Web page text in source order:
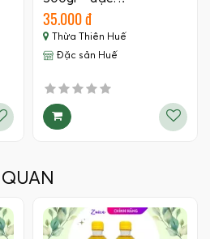
35.000 đ
Thừa Thiên Huế
Đặc sản Huế